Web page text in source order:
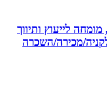
לייעוץ ותיווך
מכירה/השכרה